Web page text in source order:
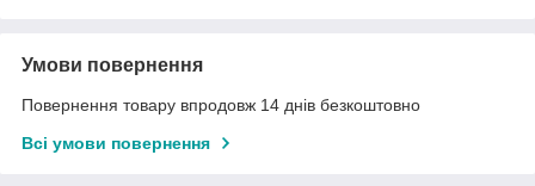
Умови повернення
Повернення товару впродовж 14 днів безкоштовно
Всі умови повернення